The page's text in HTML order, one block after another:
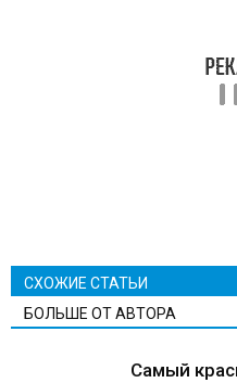
СХОЖИЕ СТАТЬИ
БОЛЬШЕ ОТ АВТОРА
Самый